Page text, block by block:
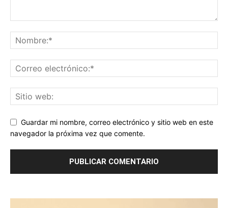
Guardar mi nombre, correo electrónico y sitio web en este
navegador la próxima vez que comente.